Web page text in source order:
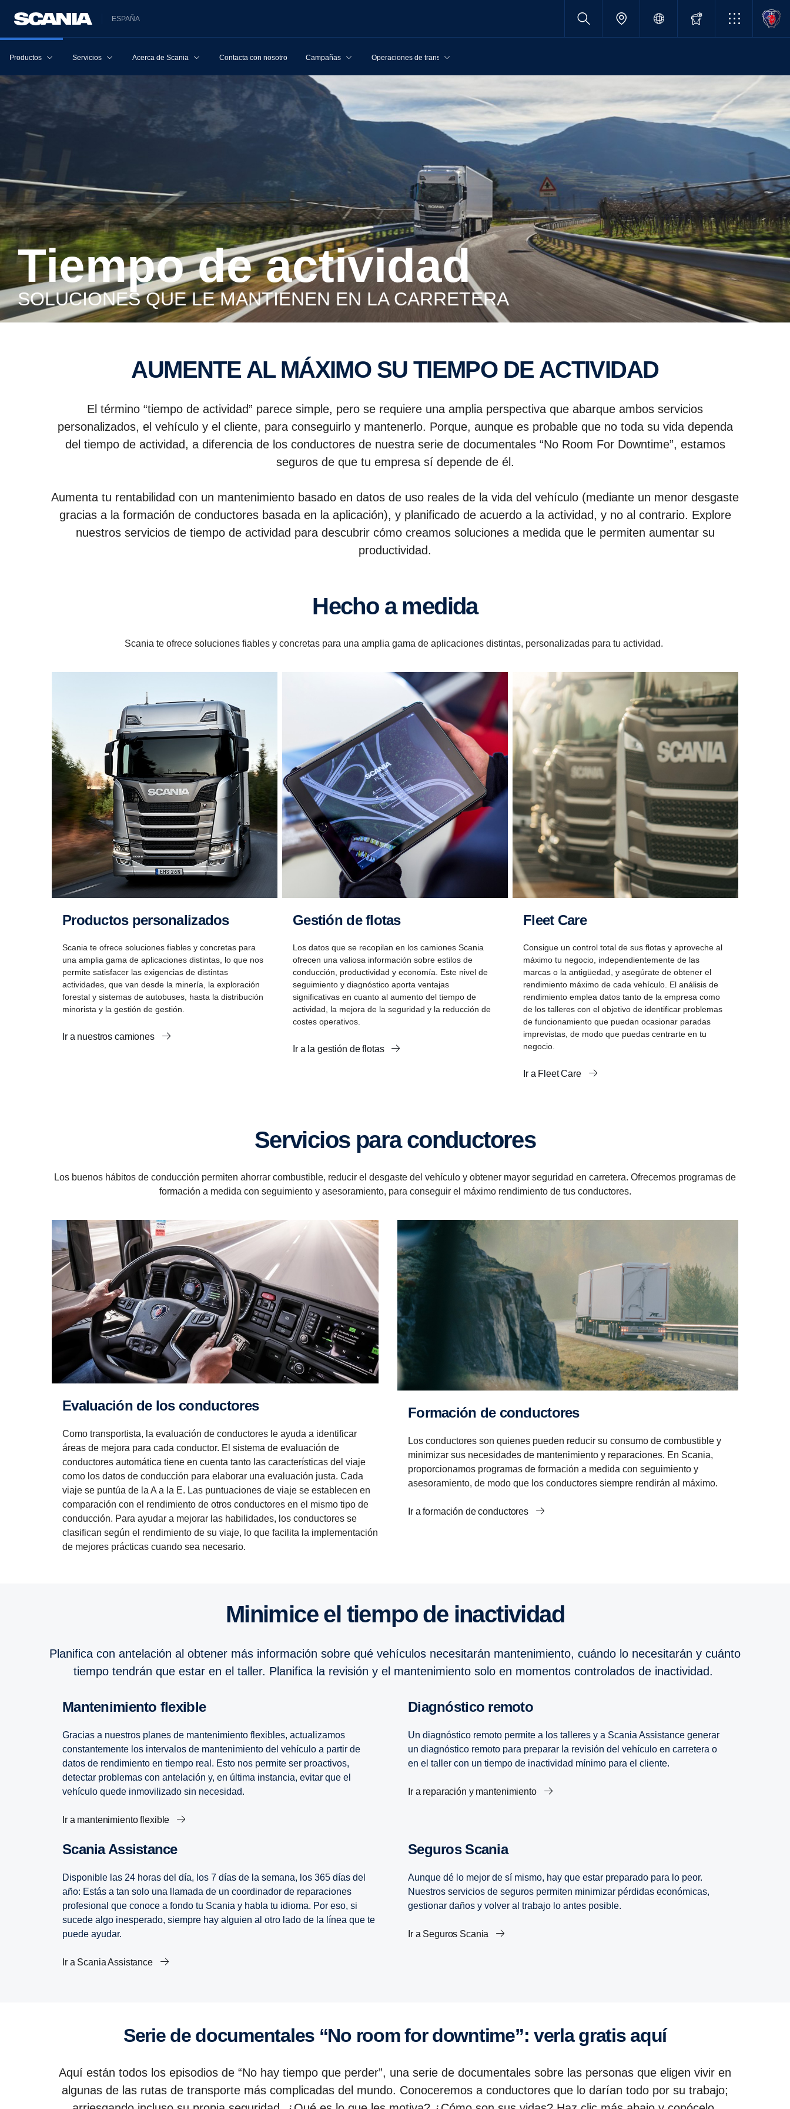
ESPAÑA
Productos Servicios Acerca de Scania Contacta con nosotros Campañas Operaciones de transporte
Tiempo de actividad
SOLUCIONES QUE LE MANTIENEN EN LA CARRE­TERA
AUMENTE AL MÁXIMO SU TIEMPO DE ACTIVIDAD
El término “tiempo de actividad” parece simple, pero se requiere una amplia perspectiva que abarque ambos servicios
personalizados, el vehículo y el cliente, para conseguirlo y mantenerlo. Porque, aunque es probable que no toda su vida dependa
del tiempo de actividad, a diferencia de los conductores de nuestra serie de documentales “No Room For Downtime”, estamos
seguros de que tu empresa sí depende de él.
Aumenta tu rentabilidad con un mantenimiento basado en datos de uso reales de la vida del vehículo (mediante un menor desgaste
gracias a la formación de conductores basada en la aplicación), y planificado de acuerdo a la actividad, y no al contrario. Explore
nuestros servicios de tiempo de actividad para descubrir cómo creamos soluciones a medida que le permiten aumentar su
productividad.
Hecho a medida
Scania te ofrece soluciones fiables y concretas para una amplia gama de aplicaciones distintas, personalizadas para tu actividad.
Productos perso­na­li­zados
Scania te ofrece soluciones fiables y concretas para
una amplia gama de aplicaciones distintas, lo que nos
permite satisfacer las exigencias de distintas
actividades, que van desde la minería, la exploración
forestal y sistemas de autobuses, hasta la distribución
minorista y la gestión de gestión.
Ir a nuestros camiones
Gestión de flotas
Los datos que se recopilan en los camiones Scania
ofrecen una valiosa información sobre estilos de
conducción, productividad y economía. Este nivel de
seguimiento y diagnóstico aporta ventajas
significativas en cuanto al aumento del tiempo de
actividad, la mejora de la seguridad y la reducción de
costes operativos.
Ir a la gestión de flotas
Fleet Care
Consigue un control total de sus flotas y aproveche al
máximo tu negocio, independientemente de las
marcas o la antigüedad, y asegúrate de obtener el
rendimiento máximo de cada vehículo. El análisis de
rendimiento emplea datos tanto de la empresa como
de los talleres con el objetivo de identificar problemas
de funcionamiento que puedan ocasionar paradas
imprevistas, de modo que puedas centrarte en tu
negocio.
Ir a Fleet Care
Servi­cios para conduc­tores
Los buenos hábitos de conducción permiten ahorrar combustible, reducir el desgaste del vehículo y obtener mayor seguridad en carretera. Ofrecemos programas de
formación a medida con seguimiento y asesoramiento, para conseguir el máximo rendimiento de tus conductores.
Evalua­ción de los conduc­tores
Como transportista, la evaluación de conductores le ayuda a identificar
áreas de mejora para cada conductor. El sistema de evaluación de
conductores automática tiene en cuenta tanto las características del viaje
como los datos de conducción para elaborar una evaluación justa. Cada
viaje se puntúa de la A a la E. Las puntuaciones de viaje se establecen en
comparación con el rendimiento de otros conductores en el mismo tipo de
conducción. Para ayudar a mejorar las habilidades, los conductores se
clasifican según el rendimiento de su viaje, lo que facilita la implementación
de mejores prácticas cuando sea necesario.
Forma­ción de conduc­tores
Los conductores son quienes pueden reducir su consumo de combustible y
minimizar sus necesidades de mantenimiento y reparaciones. En Scania,
proporcionamos programas de formación a medida con seguimiento y
asesoramiento, de modo que los conductores siempre rendirán al máximo.
Ir a formación de conductores
Minimice el tiempo de inacti­vidad
Planifica con antelación al obtener más información sobre qué vehículos necesitarán mantenimiento, cuándo lo necesitarán y cuánto
tiempo tendrán que estar en el taller. Planifica la revisión y el mantenimiento solo en momentos controlados de inactividad.
Mante­ni­miento flexible
Gracias a nuestros planes de mantenimiento flexibles, actualizamos
constantemente los intervalos de mantenimiento del vehículo a partir de
datos de rendimiento en tiempo real. Esto nos permite ser proactivos,
detectar problemas con antelación y, en última instancia, evitar que el
vehículo quede inmovilizado sin necesidad.
Ir a mantenimiento flexible
Diagnós­tico remoto
Un diagnóstico remoto permite a los talleres y a Scania Assistance generar
un diagnóstico remoto para preparar la revisión del vehículo en carretera o
en el taller con un tiempo de inactividad mínimo para el cliente.
Ir a reparación y mantenimiento
Scania Assis­tance
Disponible las 24 horas del día, los 7 días de la semana, los 365 días del
año: Estás a tan solo una llamada de un coordinador de reparaciones
profesional que conoce a fondo tu Scania y habla tu idioma. Por eso, si
sucede algo inesperado, siempre hay alguien al otro lado de la línea que te
puede ayudar.
Ir a Scania Assistance
Seguros Scania
Aunque dé lo mejor de sí mismo, hay que estar preparado para lo peor.
Nuestros servicios de seguros permiten minimizar pérdidas económicas,
gestionar daños y volver al trabajo lo antes posible.
Ir a Seguros Scania
Serie de documen­tales “No room for downtime”: verla gratis aquí
Aquí están todos los episodios de “No hay tiempo que perder”, una serie de documentales sobre las personas que eligen vivir en
algunas de las rutas de transporte más complicadas del mundo. Conoceremos a conductores que lo darían todo por su trabajo;